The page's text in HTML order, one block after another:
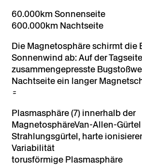
60.000km Sonnenseite
600.000km Nachtseite
Die Magnetosphäre schirmt die
Sonnenwind ab: Auf der
zusammen­gepresste
Nachtseite ein langer
≈
Plasmasphäre (7) innerhalb der
MagnetosphäreVan-Allen-
Strahlungsgürtel, harte
Variabilität
torusförmige Plasmasphäre